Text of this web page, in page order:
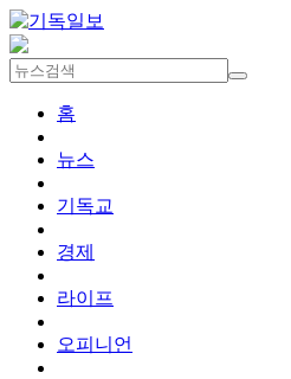
홈
뉴스
기독교
경제
라이프
오피니언